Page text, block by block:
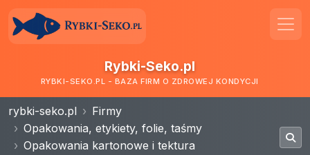
Rybki-Seko.pl
RYBKI-SEKO.PL - BAZA FIRM O ZDROWEJ KONDYCJI
rybki-seko.pl
Firmy
Opakowania, etykiety, folie, taśmy
Opakowania kartonowe i tektura